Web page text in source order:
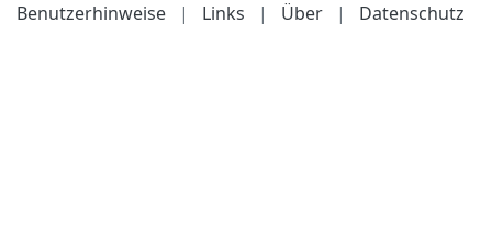
Benutzerhinweise
| Links | Über | Datenschutz